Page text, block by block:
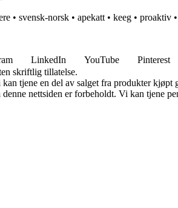
• svensk-norsk • apekatt • keeg • proaktiv •
LinkedIn YouTube Pinterest
skriftlig tillatelse.
tjene en del av salget fra produkter kjøpt
nettsiden er forbeholdt. Vi kan tjene